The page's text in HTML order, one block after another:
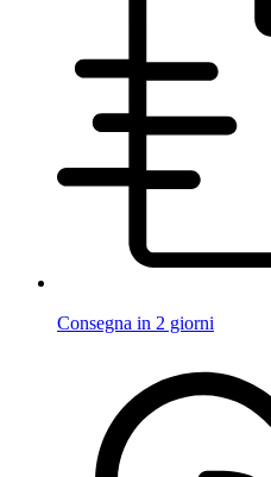
Consegna in 2 giorni